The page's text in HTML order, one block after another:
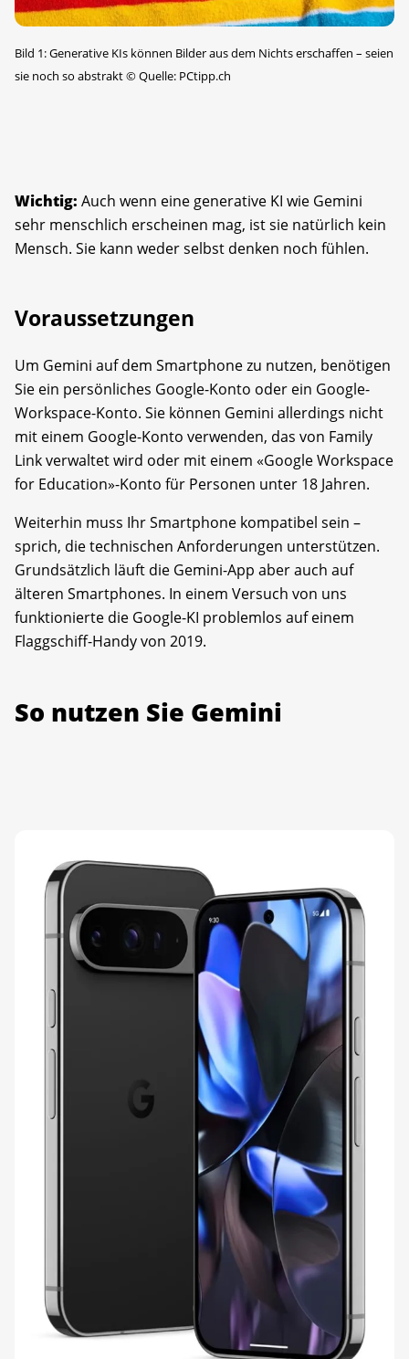
Bild 1: Generative KIs können Bilder aus dem Nichts erschaffen – seien
sie noch so abstrakt©Quelle: PCtipp.ch
Wichtig: Auch wenn eine generative KI wie Gemini
sehr menschlich erscheinen mag, ist sie natürlich kein
Mensch. Sie kann weder selbst denken noch fühlen.
Voraussetzungen
Um Gemini auf dem Smartphone zu nutzen, benötigen
Sie ein persönliches Google-Konto oder ein Google-
Workspace-Konto. Sie können Gemini allerdings nicht
mit einem Google-Konto verwenden, das von Family
Link verwaltet wird oder mit einem «Google Workspace
for Education»-Konto für Personen unter 18 Jahren.
Weiterhin muss Ihr Smartphone kompatibel sein –
sprich, die technischen Anforderungen unterstützen.
Grundsätzlich läuft die Gemini-App aber auch auf
älteren Smartphones. In einem Versuch von uns
funktionierte die Google-KI problemlos auf einem
Flaggschiff-Handy von 2019.
So nutzen Sie Gemini